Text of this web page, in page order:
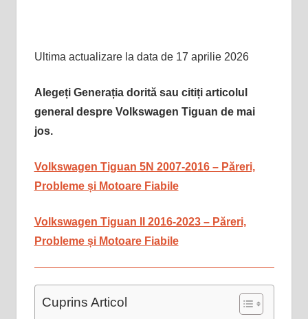
Ultima actualizare la data de 17 aprilie 2026
Alegeți Generația dorită sau citiți articolul
general despre Volkswagen Tiguan de mai
jos.
Volkswagen Tiguan 5N 2007-2016 – Păreri,
Probleme și Motoare Fiabile
Volkswagen Tiguan II 2016-2023 – Păreri,
Probleme și Motoare Fiabile
Cuprins Articol